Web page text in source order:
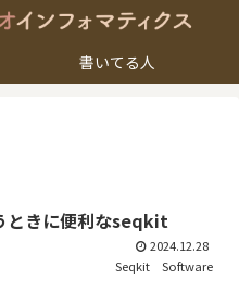
書いてる人
きに便利なseqkit
2024.12.28
Seqkit
Software